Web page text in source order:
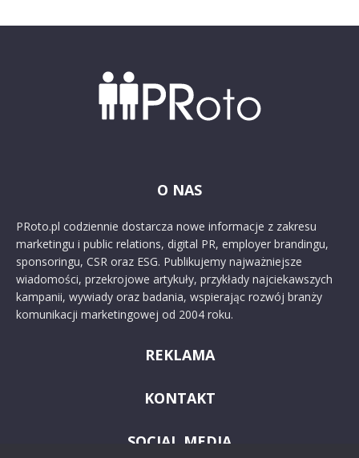
O NAS
PRoto.pl codziennie dostarcza nowe informacje z zakresu
marketingu i public relations, digital PR, employer brandingu,
sponsoringu, CSR oraz ESG. Publikujemy najważniejsze
wiadomości, przekrojowe artykuły, przykłady najciekawszych
kampanii, wywiady oraz badania, wspierając rozwój branży
komunikacji marketingowej od 2004 roku.
REKLAMA
KONTAKT
SOCIAL MEDIA